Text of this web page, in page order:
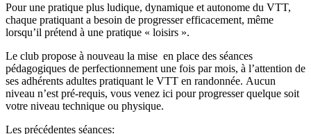
Pour une pratique plus ludique, dynamique et autonome du VTT,
chaque pratiquant a besoin de progresser efficacement, même
lorsqu’il prétend à une pratique « loisirs ».
Le club propose à nouveau la mise en place des séances
pédagogiques de perfectionnement une fois par mois, à l’attention de
ses adhérents adultes pratiquant le VTT en randonnée. Aucun
niveau n’est pré-requis, vous venez ici pour progresser quelque soit
votre niveau technique ou physique.
Les précédentes séances: